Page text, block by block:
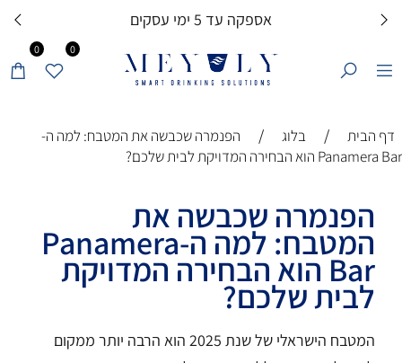
אספקה עד 5 ימי עסקים
0 0
דף הבית / בלוג /
הפנמרה שכבשה את המטבח: למה ה-
Panamera Bar הוא הבחירה המדויקת לבית שלכם?
הפנמרה שכבשה את
המטבח: למה ה-Panamera
Bar הוא הבחירה המדויקת
לבית שלכם?
המטבח הישראלי של שנת 2025 הוא הרבה יותר ממקום